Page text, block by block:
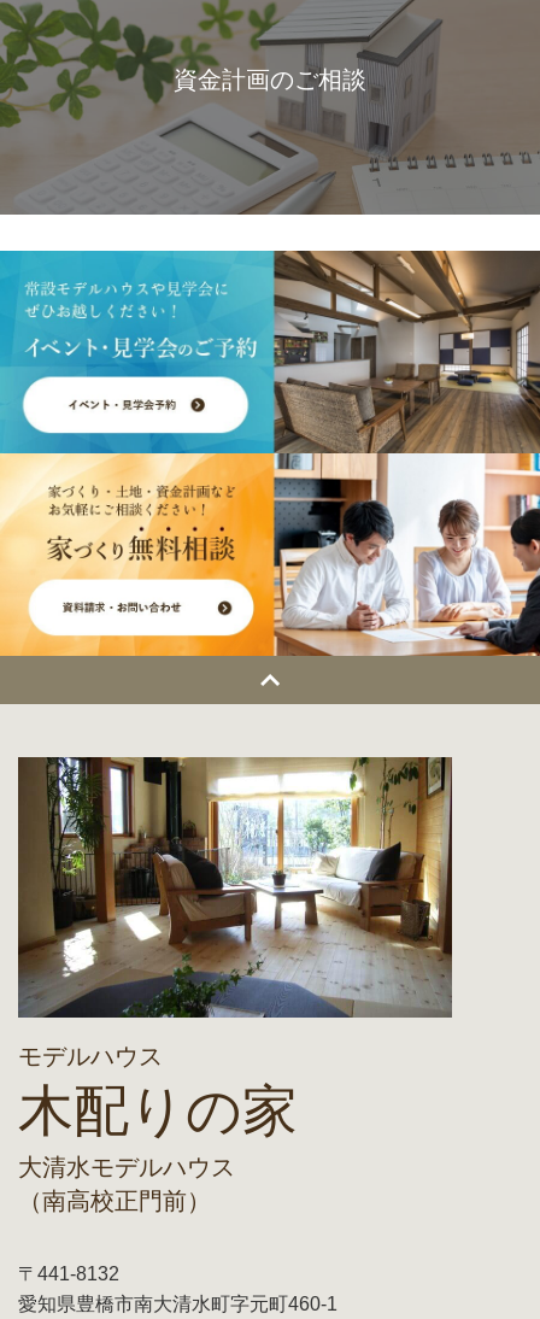
資金計画のご相談
モデルハウス
木配りの家
大清水モデルハウス
（南高校正門前）
〒441-8132
愛知県豊橋市南大清水町字元町460-1